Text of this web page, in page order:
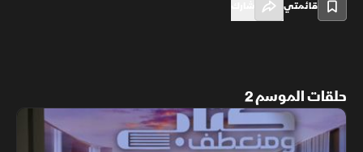
قائمتي
حلقات الموسم 2